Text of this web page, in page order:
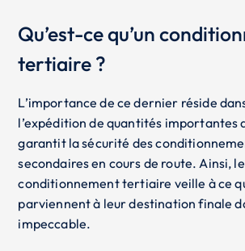
Qu’est-ce qu’un
tertiaire ?
L’importance de ce dernier réside
l’expédition de quantités importantes
garantit la sécurité des
secondaires en cours de route. Ainsi, le
conditionnement tertiaire veille à ce
parviennent à leur destination finale
impeccable.